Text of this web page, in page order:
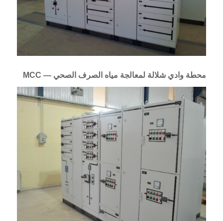
محطة وادي شلالة لمعالجة مياه الصرف الصحي — MCC